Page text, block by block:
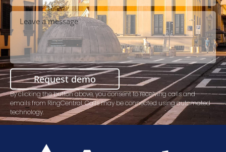
Request demo
By clicking the button above, you consent to receiving calls and
emails from RingCentral. Calls may be connected using automated
technology.